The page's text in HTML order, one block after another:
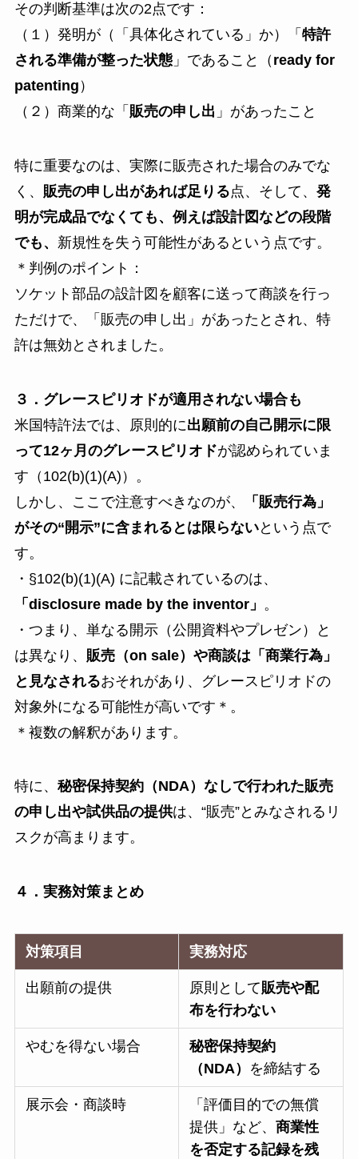
その判断基準は次の2点です：
（１）発明が（「具体化されている」か）「 特許
される準備が整った状態」であること（ ready for
patenting ）
（２）商業的な「 販売の申し出 」があったこと
特に重要なのは、実際に販売された場合のみでな
く、 販売の申し出があれば足りる点、そして、 発
明が完成品でなくても、例えば設計図などの段階
でも、 新規性を失う可能性があるという点です。
＊判例のポイント：
ソケット部品の設計図を顧客に送って商談を行っ
ただけで、「販売の申し出」があったとされ、特
許は無効とされました。
３．グレースピリオドが適用されない場合も
米国特許法では、原則的に出願前の自己開示に限
って12ヶ月のグレースピリオドが認められていま
す（102(b)(1)(A)）。
しかし、ここで注意すべきなのが、
「販売行為」
がその“開示”に含まれるとは限らないという点で
す。
・§102(b)(1)(A) に記載されているのは、
「disclosure made by the inventor」 。
・つまり、単なる開示（公開資料やプレゼン）と
は異なり、 販売（on sale）や商談は「商業行為」
と見なされるおそれがあり、グレースピリオドの
対象外になる可能性が高いです＊。
＊複数の解釈があります。
特に、 秘密保持契約（NDA）なしで行われた販売
の申し出や試供品の提供は、“販売”とみなされるリ
スクが高まります。
４．実務対策まとめ
対策項目 実務対応
出願前の提供 原則として販売や配
布を行わない
やむを得ない場合
秘密保持契約
（NDA） を締結する
展示会・商談時
「評価目的での無償
提供」など、商業性
を否定する記録を残